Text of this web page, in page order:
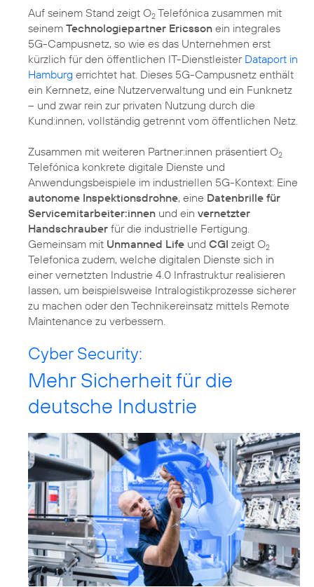
Auf seinem Stand zeigt O2 Telefónica zusammen mit
seinem Technologiepartner Ericsson ein integrales
5G-Campusnetz, so wie es das Unternehmen erst
kürzlich für den öffentlichen IT-Dienstleister Dataport in
Hamburg errichtet hat. Dieses 5G-Campusnetz enthält
ein Kernnetz, eine Nutzerverwaltung und ein Funknetz
– und zwar rein zur privaten Nutzung durch die
Kund:innen, vollständig getrennt vom öffentlichen Netz.
Zusammen mit weiteren Partner:innen präsentiert O2
Telefónica konkrete digitale Dienste und
Anwendungsbeispiele im industriellen 5G-Kontext: Eine
autonome Inspektionsdrohne, eine Datenbrille für
Servicemitarbeiter:innen und ein vernetzter
Handschrauber für die industrielle Fertigung.
Gemeinsam mit Unmanned Life und CGI zeigt O2
Telefonica zudem, welche digitalen Dienste sich in
einer vernetzten Industrie 4.0 Infrastruktur realisieren
lassen, um beispielsweise Intralogistikprozesse sicherer
zu machen oder den Technikereinsatz mittels Remote
Maintenance zu verbessern.
Cyber Security:
Mehr Sicherheit für die
deutsche Industrie